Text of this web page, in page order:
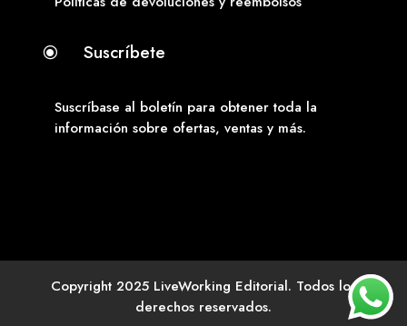
\ Suscríbete
Suscríbase al boletín para obtener toda la
información sobre ofertas, ventas y más.
Copyright 2025 LiveWorking Editorial. Todos los
derechos reservados.